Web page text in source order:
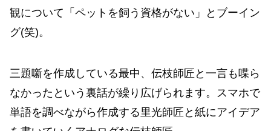
観について「ペットを飼う資格がない」とブーイン
グ(笑)。
三題噺を作成している最中、伝枝師匠と一言も喋ら
なかったという裏話が繰り広げられます。スマホで
単語を調べながら作成する里光師匠と紙にアイデア